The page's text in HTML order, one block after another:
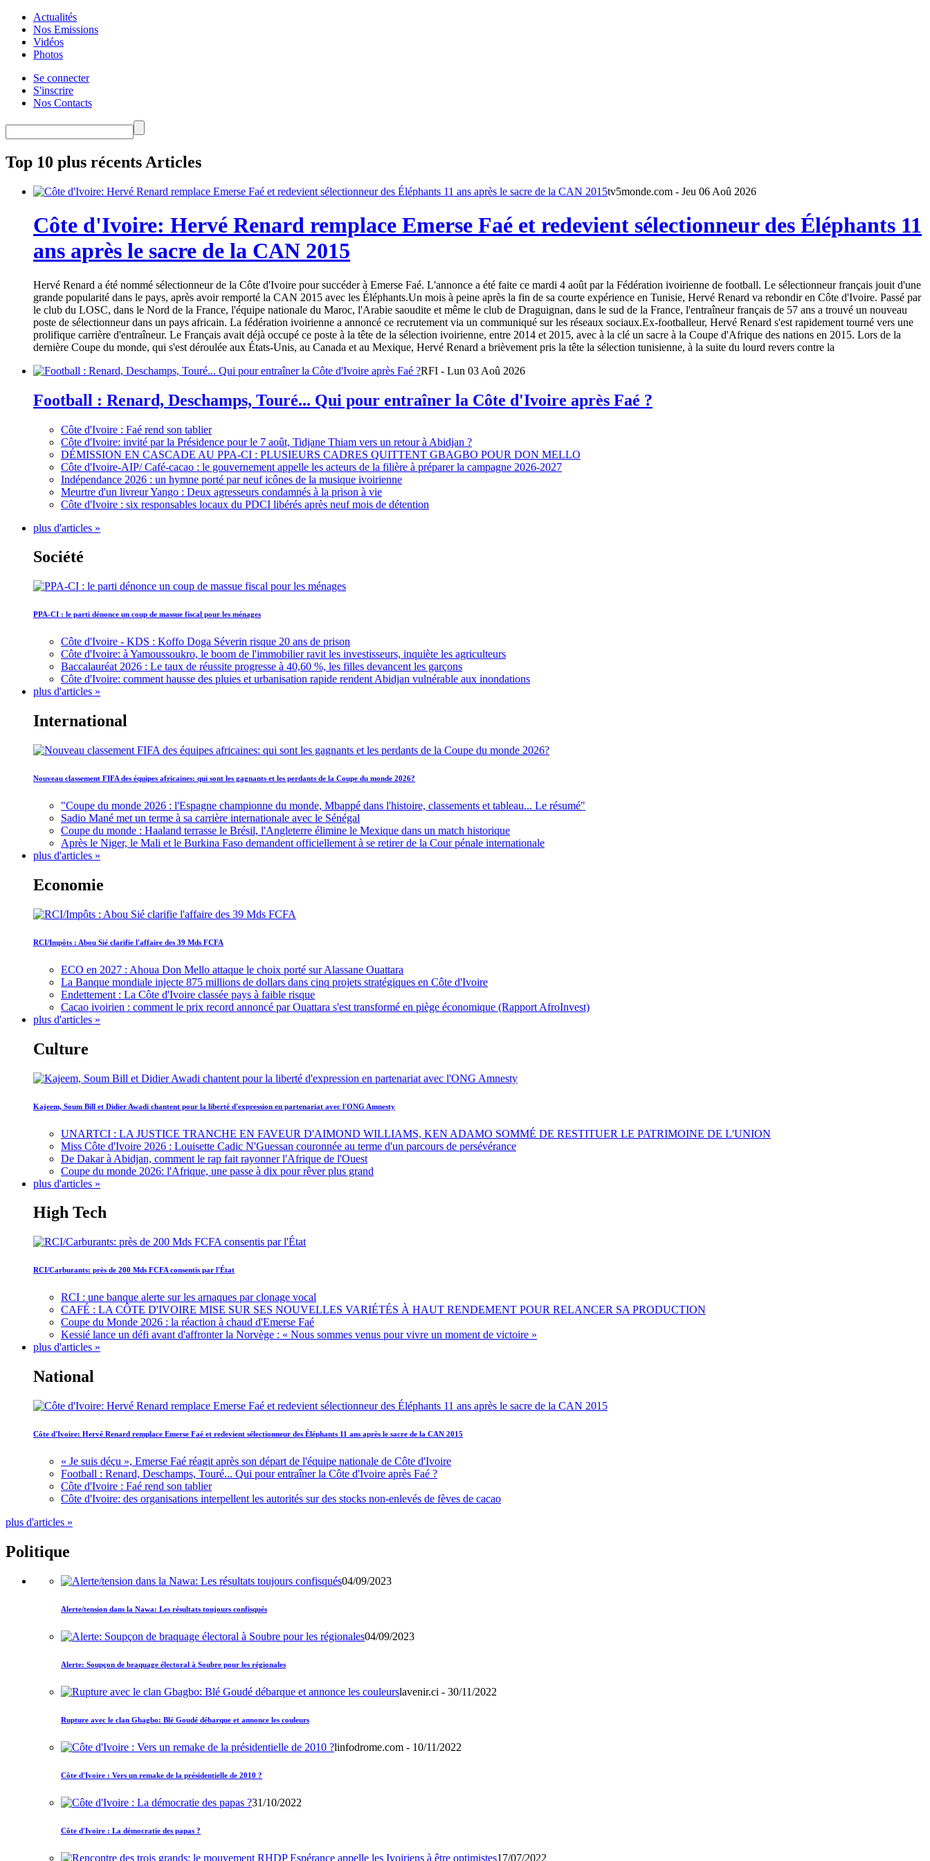
Actualités
Nos Emissions
Vidéos
Photos
Se connecter
S'inscrire
Nos Contacts
Top 10 plus récents Articles
tv5monde.com - Jeu 06 Aoû 2026
Côte d'Ivoire: Hervé Renard remplace Emerse Faé et redevient sélectionneur des Éléphants 11
ans après le sacre de la CAN 2015
Hervé Renard a été nommé sélectionneur de la Côte d'Ivoire pour succéder à Emerse Faé. L'annonce a été faite ce mardi 4 août par la Fédération ivoirienne de football. Le sélectionneur français jouit d'une
grande popularité dans le pays, après avoir remporté la CAN 2015 avec les Éléphants.Un mois à peine après la fin de sa courte expérience en Tunisie, Hervé Renard va rebondir en Côte d'Ivoire. Passé par
le club du LOSC, dans le Nord de la France, l'équipe nationale du Maroc, l'Arabie saoudite et même le club de Draguignan, dans le sud de la France, l'entraîneur français de 57 ans a trouvé un nouveau
poste de sélectionneur dans un pays africain. La fédération ivoirienne a annoncé ce recrutement via un communiqué sur les réseaux sociaux.Ex-footballeur, Hervé Renard s'est rapidement tourné vers une
prolifique carrière d'entraîneur. Le Français avait déjà occupé ce poste à la tête de la sélection ivoirienne, entre 2014 et 2015, avec à la clé un sacre à la Coupe d'Afrique des nations en 2015. Lors de la
dernière Coupe du monde, qui s'est déroulée aux États-Unis, au Canada et au Mexique, Hervé Renard a brièvement pris la tête la sélection tunisienne, à la suite du lourd revers contre la
RFI - Lun 03 Aoû 2026
Football : Renard, Deschamps, Touré... Qui pour entraîner la Côte d'Ivoire après Faé ?
Côte d'Ivoire : Faé rend son tablier
Côte d'Ivoire: invité par la Présidence pour le 7 août, Tidjane Thiam vers un retour à Abidjan ?
DÉMISSION EN CASCADE AU PPA-CI : PLUSIEURS CADRES QUITTENT GBAGBO POUR DON MELLO
Côte d'Ivoire-AIP/ Café-cacao : le gouvernement appelle les acteurs de la filière à préparer la campagne 2026-2027
Indépendance 2026 : un hymne porté par neuf icônes de la musique ivoirienne
Meurtre d'un livreur Yango : Deux agresseurs condamnés à la prison à vie
Côte d'Ivoire : six responsables locaux du PDCI libérés après neuf mois de détention
plus d'articles »
Société
PPA-CI : le parti dénonce un coup de massue fiscal pour les ménages
Côte d'Ivoire - KDS : Koffo Doga Séverin risque 20 ans de prison
Côte d'Ivoire: à Yamoussoukro, le boom de l'immobilier ravit les investisseurs, inquiète les agriculteurs
Baccalauréat 2026 : Le taux de réussite progresse à 40,60 %, les filles devancent les garçons
Côte d'Ivoire: comment hausse des pluies et urbanisation rapide rendent Abidjan vulnérable aux inondations
plus d'articles »
International
Nouveau classement FIFA des équipes africaines: qui sont les gagnants et les perdants de la Coupe du monde 2026?
"Coupe du monde 2026 : l'Espagne championne du monde, Mbappé dans l'histoire, classements et tableau... Le résumé"
Sadio Mané met un terme à sa carrière internationale avec le Sénégal
Coupe du monde : Haaland terrasse le Brésil, l'Angleterre élimine le Mexique dans un match historique
Après le Niger, le Mali et le Burkina Faso demandent officiellement à se retirer de la Cour pénale internationale
plus d'articles »
Economie
RCI/Impôts : Abou Sié clarifie l'affaire des 39 Mds FCFA
ECO en 2027 : Ahoua Don Mello attaque le choix porté sur Alassane Ouattara
La Banque mondiale injecte 875 millions de dollars dans cinq projets stratégiques en Côte d'Ivoire
Endettement : La Côte d'Ivoire classée pays à faible risque
Cacao ivoirien : comment le prix record annoncé par Ouattara s'est transformé en piège économique (Rapport AfroInvest)
plus d'articles »
Culture
Kajeem, Soum Bill et Didier Awadi chantent pour la liberté d'expression en partenariat avec l'ONG Amnesty
UNARTCI : LA JUSTICE TRANCHE EN FAVEUR D'AIMOND WILLIAMS, KEN ADAMO SOMMÉ DE RESTITUER LE PATRIMOINE DE L'UNION
Miss Côte d'Ivoire 2026 : Louisette Cadic N'Guessan couronnée au terme d'un parcours de persévérance
De Dakar à Abidjan, comment le rap fait rayonner l'Afrique de l'Ouest
Coupe du monde 2026: l'Afrique, une passe à dix pour rêver plus grand
plus d'articles »
High Tech
RCI/Carburants: près de 200 Mds FCFA consentis par l'État
RCI : une banque alerte sur les arnaques par clonage vocal
CAFÉ : LA CÔTE D'IVOIRE MISE SUR SES NOUVELLES VARIÉTÉS À HAUT RENDEMENT POUR RELANCER SA PRODUCTION
Coupe du Monde 2026 : la réaction à chaud d'Emerse Faé
Kessié lance un défi avant d'affronter la Norvège : « Nous sommes venus pour vivre un moment de victoire »
plus d'articles »
National
Côte d'Ivoire: Hervé Renard remplace Emerse Faé et redevient sélectionneur des Éléphants 11 ans après le sacre de la CAN 2015
« Je suis déçu », Emerse Faé réagit après son départ de l'équipe nationale de Côte d'Ivoire
Football : Renard, Deschamps, Touré... Qui pour entraîner la Côte d'Ivoire après Faé ?
Côte d'Ivoire : Faé rend son tablier
Côte d'Ivoire: des organisations interpellent les autorités sur des stocks non-enlevés de fèves de cacao
plus d'articles »
Politique
04/09/2023
Alerte/tension dans la Nawa: Les résultats toujours confisqués
04/09/2023
Alerte: Soupçon de braquage électoral à Soubre pour les régionales
lavenir.ci - 30/11/2022
Rupture avec le clan Gbagbo: Blé Goudé débarque et annonce les couleurs
linfodrome.com - 10/11/2022
Côte d'Ivoire : Vers un remake de la présidentielle de 2010 ?
31/10/2022
Côte d'Ivoire : La démocratie des papas ?
17/07/2022